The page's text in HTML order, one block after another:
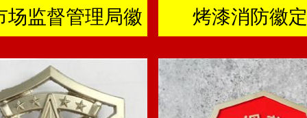
场监督管理局徽 烤漆消防徽